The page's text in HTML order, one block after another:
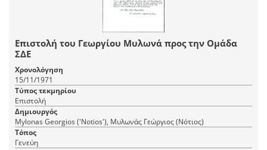
Επιστολή του Γεωργίου Μυλωνά προς την Ομάδα
ΣΔΕ
Χρονολόγηση
15/11/1971
Τύπος τεκμηρίου
Επιστολή
Δημιουργός
Mylonas Georgios ('Notios'), Μυλωνάς Γεώργιος (Νότιος)
Τόπος
Γενεύη